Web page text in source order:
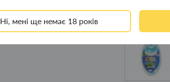
Ні, мені ще немає 18 років